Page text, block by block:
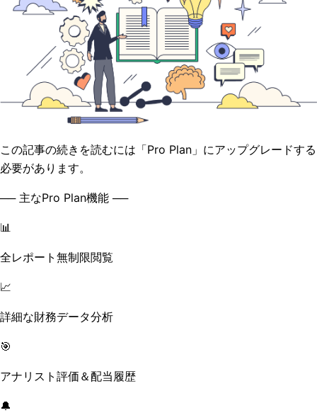
この記事の続きを読むには「Pro Plan」にアップグレードする
必要があります。
── 主なPro Plan機能 ──
📊
全レポート無制限閲覧
📈
詳細な財務データ分析
🎯
アナリスト評価＆配当履歴
🔔